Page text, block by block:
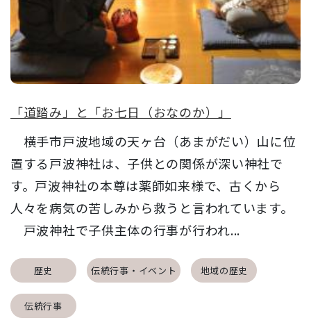
「道踏み」と「お七日（おなのか）」
横手市戸波地域の天ヶ台（あまがだい）山に位
置する戸波神社は、子供との関係が深い神社で
す。戸波神社の本尊は薬師如来様で、古くから
人々を病気の苦しみから救うと言われています。
戸波神社で子供主体の行事が行われ...
歴史 伝統行事・イベント 地域の歴史
伝統行事